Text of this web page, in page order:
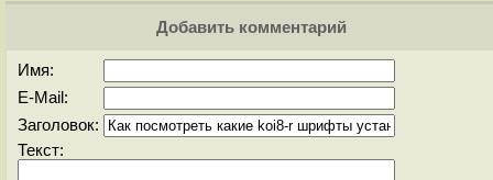
Добавить комментарий
Имя:
E-Mail:
Заголовок:
Текст: